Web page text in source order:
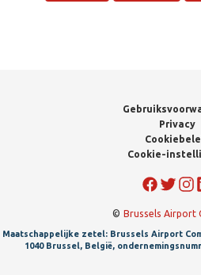
Privacy
Cookie-
© Brussels Airport
Maatschappelijke zetel: Brussels Airport
1040 Brussel, België,